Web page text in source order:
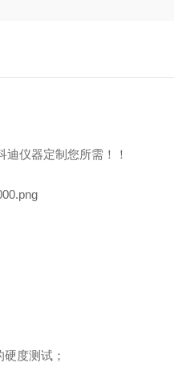
仪器定制您所需！！
度测试；